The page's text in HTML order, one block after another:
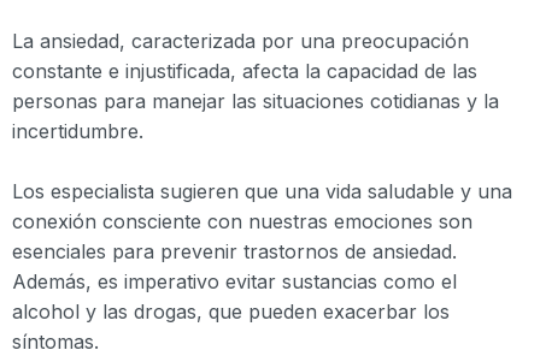
La ansiedad, caracterizada por una preocupación
constante e injustificada, afecta la capacidad de las
personas para manejar las situaciones cotidianas y la
incertidumbre.
Los especialista sugieren que una vida saludable y una
conexión consciente con nuestras emociones son
esenciales para prevenir trastornos de ansiedad.
Además, es imperativo evitar sustancias como el
alcohol y las drogas, que pueden exacerbar los
síntomas.